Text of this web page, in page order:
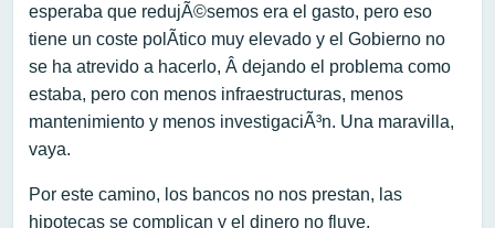
esperaba que redujÃ©semos era el gasto, pero eso
tiene un coste polÃ­tico muy elevado y el Gobierno no
se ha atrevido a hacerlo, Â dejando el problema como
estaba, pero con menos infraestructuras, menos
mantenimiento y menos investigaciÃ³n. Una maravilla,
vaya.
Por este camino, los bancos no nos prestan, las
hipotecas se complican y el dinero no fluye.